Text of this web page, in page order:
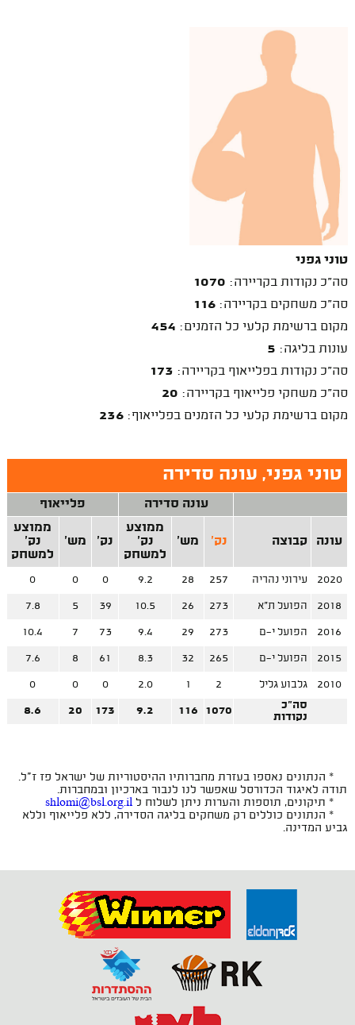
טוני גפני
סה"כ נקודות בקריירה: 1070
סה"כ משחקים בקריירה: 116
מקום ברשימת קלעי כל הזמנים: 454
עונות בליגה: 5
סה"כ נקודות בפלייאוף בקריירה: 173
סה"כ משחקי פלייאוף בקריירה: 20
מקום ברשימת קלעי כל הזמנים בפלייאוף: 236
טוני גפני, עונה סדירה
עונה סדירה פלייאוף
עונה קבוצה נק' מש'
ממוצע
נק'
למשחק
נק' מש'
ממוצע
נק'
למשחק
2020 עירוני נהריה 257
28
9.2
0
0
0
2018 הפועל ת"א 273
26
10.5
39
5
7.8
2016 הפועל י-ם 273
29
9.4
73
7
10.4
2015 הפועל י-ם 265
32
8.3
61
8
7.6
2010 גלבוע גליל 2
1
2.0
0
0
0
סה"כ
נקודות
1070
116
9.2
173
20
8.6
* הנתונים נאספו בעזרת מחברותיו ההיסטוריות של ישראל פז ז"ל.
תודה לאיגוד הכדורסל שאפשר לנו לנבור בארכיון ובמחברות.
* תיקונים, תוספות והערות ניתן לשלוח ל shlomi@bsl.org.il
* הנתונים כוללים רק משחקים בליגה הסדירה, ללא פלייאוף וללא
גביע המדינה.